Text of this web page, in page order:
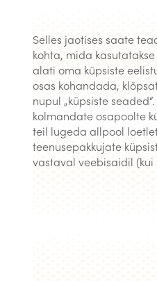
Selles jaotises saate
kohta, mida
alati oma küpsiste
osas kohandada,
nupul „küpsiste
kolmandate osapoolte
teil lugeda allpool
teenusepakkujate
vastaval veebisaidil (kui